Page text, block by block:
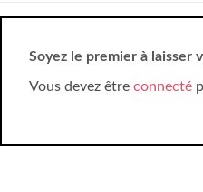
Soyez le premier à laisser
Vous devez être connecté